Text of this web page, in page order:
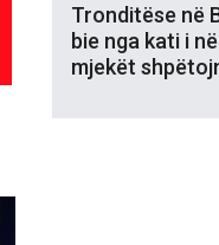
Tronditëse në
bie nga kati i
mjekët